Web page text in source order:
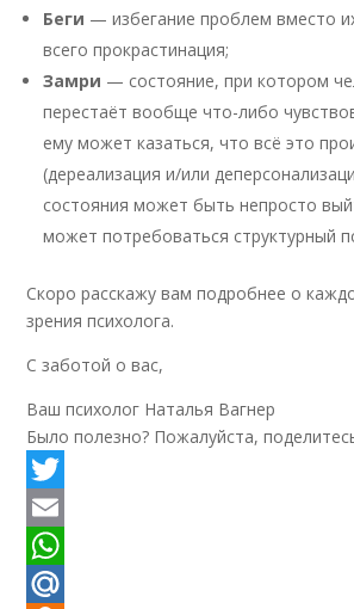
Беги — избегание проблем вместо
всего прокрастинация;
Замри — состояние, при котором
перестаёт вообще что-либо
ему может казаться, что всё это
(дереализация и/или
состояния может быть непросто
может потребоваться структурный
Скоро расскажу вам подробнее о
зрения психолога.
С заботой о вас,
Ваш психолог Наталья Вагнер
Было полезно? Пожалуйста,
Twitter
Email
WhatsApp